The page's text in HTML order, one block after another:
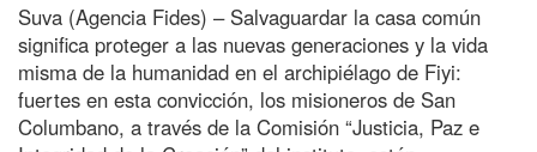
Suva (Agencia Fides) – Salvaguardar la casa común
significa proteger a las nuevas generaciones y la vida
misma de la humanidad en el archipiélago de Fiyi:
fuertes en esta convicción, los misioneros de San
Columbano, a través de la Comisión “Justicia, Paz e